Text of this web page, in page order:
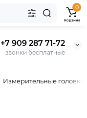
+7 909 287 71-72
звонки бесплатные
0
Корзина
Измерительные головки